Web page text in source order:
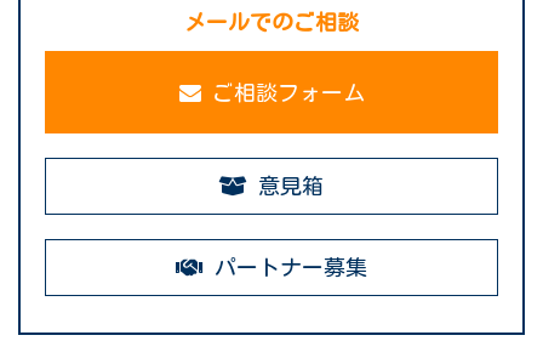
メールでのご相談
ご相談フォーム
意見箱
パートナー募集